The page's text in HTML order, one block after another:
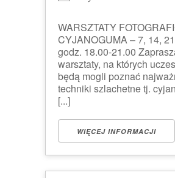
WARSZTATY
CYJANOGUMA – 7, 14,
godz. 18.00-21.00
warsztaty, na których
będą mogli poznać
techniki szlachetne tj.
[...]
WIĘCEJ INFORMACJI